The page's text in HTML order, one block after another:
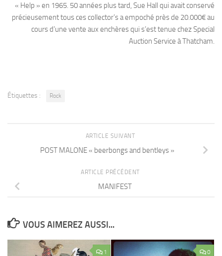
« Help » en 1965. 50 années plus tard, Sue Hall qui avait conservé
précieusement tous ces collector’s a empoché près de 20.000€ au
cours d’une vente aux enchères qui s’est tenue chez Special
Auction Service à Thatcham.
Étiquettes : Rock
ARTICLE SUIVANT
POST MALONE « beerbongs and bentleys »
ARTICLE PRÉCÉDENT
MANIFEST
VOUS AIMEREZ AUSSI...
1 0